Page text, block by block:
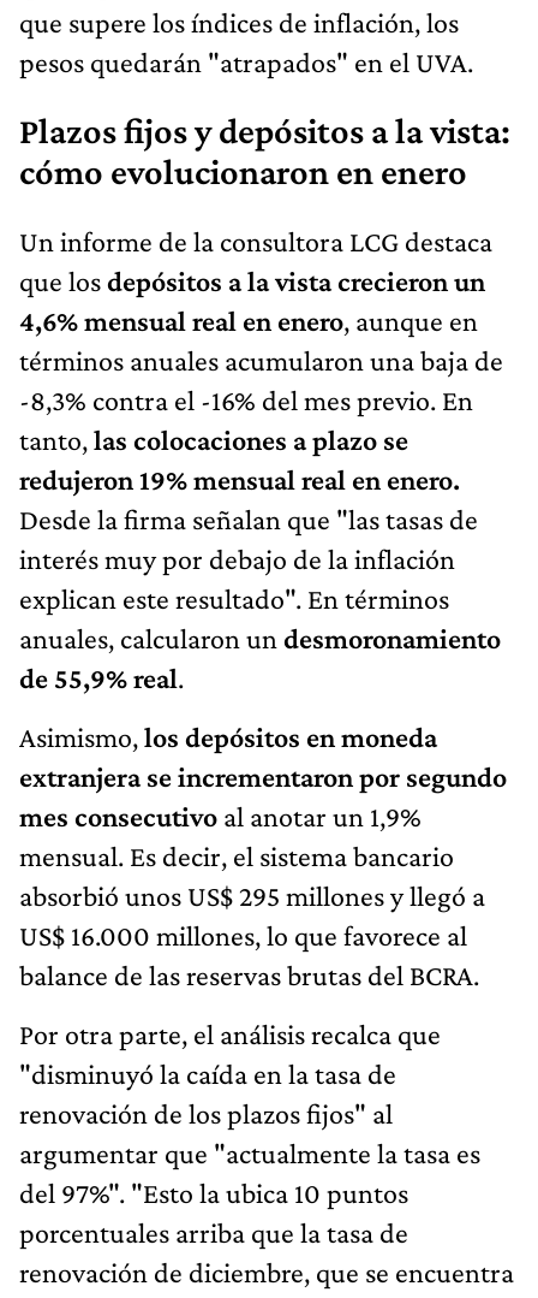
que supere los índices de inflación, los
pesos quedarán "atrapados" en el UVA.
Plazos fijos y depósitos a la vista:
cómo evolucionaron en enero
Un informe de la consultora LCG destaca
que losdepósitos a la vista crecieron un
4,6% mensual real en enero, aunque en
términos anuales acumularon una baja de
-8,3% contra el -16% del mes previo. En
tanto,las colocaciones a plazo se
redujeron 19% mensual real en enero.
Desde la firma señalan que "las tasas de
interés muy por debajo de la inflación
explican este resultado". En términos
anuales, calcularon un desmoronamiento
de 55,9% real.
Asimismo,los depósitos en moneda
extranjera se incrementaron por segundo
mes consecutivo al anotar un 1,9%
mensual. Es decir, el sistema bancario
absorbió unos US$ 295 millones y llegó a
US$ 16.000 millones, lo que favorece al
balance de las reservas brutas del BCRA.
Por otra parte, el análisis recalca que
"disminuyó la caída en la tasa de
renovación de los plazos fijos" al
argumentar que "actualmente la tasa es
del 97%". "Esto la ubica 10 puntos
porcentuales arriba que la tasa de
renovación de diciembre, que se encuentra